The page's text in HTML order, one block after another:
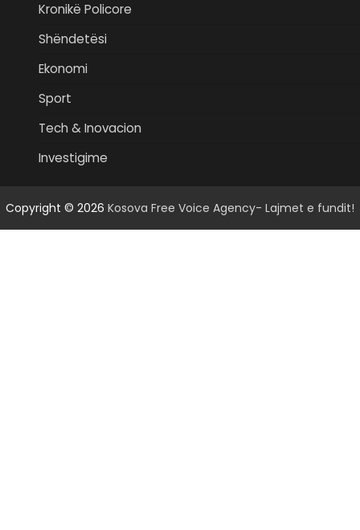
Kronikë Policore
Shëndetësi
Ekonomi
Sport
Tech & Inovacion
Investigime